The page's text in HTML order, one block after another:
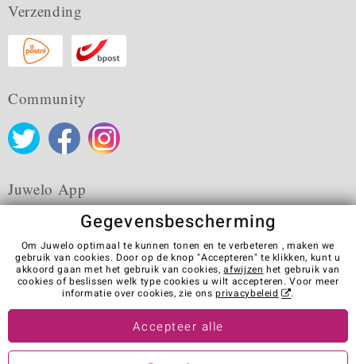
Verzending
Community
Juwelo App
Algemene verkoopvoorwaarden Privacybeleid
Cookies
Colofon
Contact
Contract herroepen
Visit our stores in other countries:
Gegevensbescherming
Om Juwelo optimaal te kunnen tonen en te verbeteren , maken we
gebruik van cookies. Door op de knop "Accepteren" te klikken, kunt u
akkoord gaan met het gebruik van cookies,afwijzen het gebruik van
cookies of beslissen welk type cookies u wilt accepteren. Voor meer
informatie over cookies, zie onsprivacybeleid .
Accepteer alle